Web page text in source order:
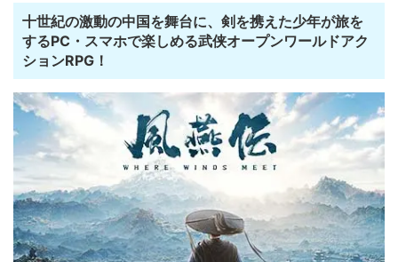
十世紀の激動の中国を舞台に、剣を携えた少年が旅を
するPC・スマホで楽しめる武侠オープンワールドアク
ションRPG！